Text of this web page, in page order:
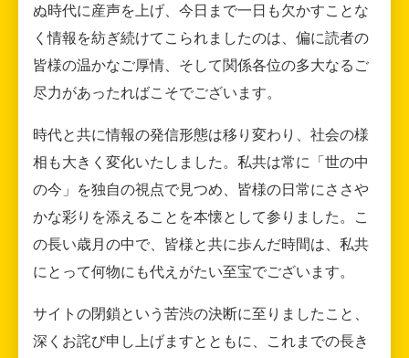
ぬ時代に産声を上げ、今日まで一日も欠かすことな
く情報を紡ぎ続けてこられましたのは、偏に読者の
皆様の温かなご厚情、そして関係各位の多大なるご
尽力があったればこそでございます。
時代と共に情報の発信形態は移り変わり、社会の様
相も大きく変化いたしました。私共は常に「世の中
の今」を独自の視点で見つめ、皆様の日常にささや
かな彩りを添えることを本懐として参りました。こ
の長い歳月の中で、皆様と共に歩んだ時間は、私共
にとって何物にも代えがたい至宝でございます。
サイトの閉鎖という苦渋の決断に至りましたこと、
深くお詫び申し上げますとともに、これまでの長き